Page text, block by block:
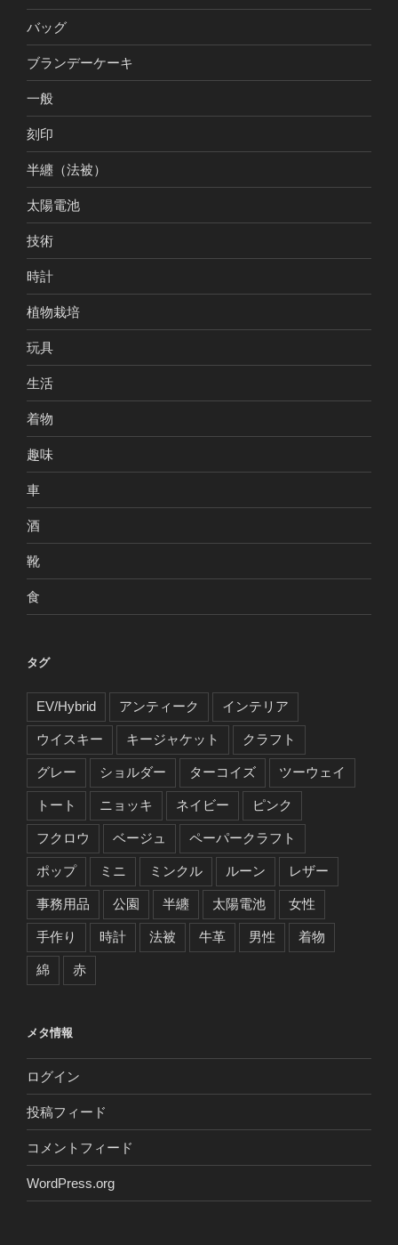
バッグ
ブランデーケーキ
一般
刻印
半纏（法被）
太陽電池
技術
時計
植物栽培
玩具
生活
着物
趣味
車
酒
靴
食
タグ
EV/Hybrid アンティーク インテリア
ウイスキー キージャケット クラフト
グレー ショルダー ターコイズ ツーウェイ
トート ニョッキ ネイビー ピンク
フクロウ ベージュ ペーパークラフト
ポップ ミニ ミンクル ルーン レザー
事務用品 公園 半纏 太陽電池 女性
手作り 時計 法被 牛革 男性 着物
綿 赤
メタ情報
ログイン
投稿フィード
コメントフィード
WordPress.org